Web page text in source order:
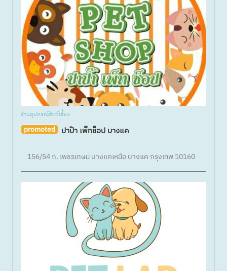
ร้านอุปกรณ์สัตว์เลี้ยง
promoted ปาป๊า เพ็ทช็อป บางแค
156/54 ถ. เพชรเกษม บางแคเหนือ บางแค กรุงเทพ 10160